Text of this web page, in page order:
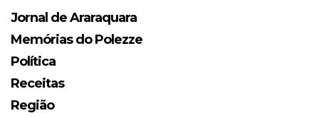
Jornal de Araraquara
Memórias do Polezze
Política
Receitas
Região